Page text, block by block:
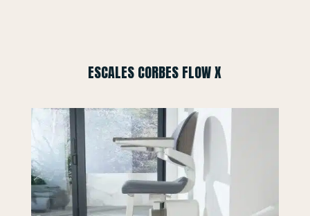
ESCALES CORBES FLOW X